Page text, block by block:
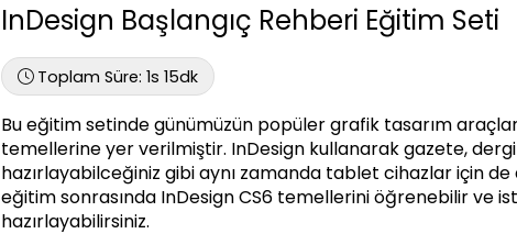
InDesign Başlangıç Rehberi Eğitim Seti
Toplam Süre: 1s 15dk
Bu eğitim setinde günümüzün popüler grafik tasarım
temellerine yer verilmiştir. InDesign kullanarak gazete, dergi
hazırlayabilceğiniz gibi aynı zamanda tablet cihazlar için
eğitim sonrasında InDesign CS6 temellerini öğrenebilir ve
hazırlayabilirsiniz.